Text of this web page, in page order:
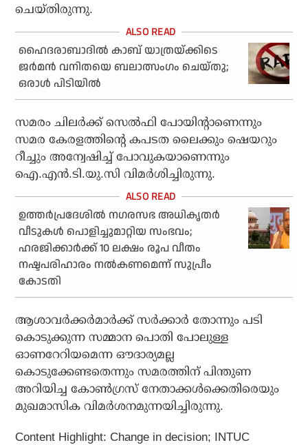
ചെയ്തിരുന്നു.
ഹൈദരാബാദില്‍ കാബ് യാത്രയ്ക്കിടെ
ജര്‍മന്‍ വനിതയെ ബലാത്സംഗം ചെയ്തു;
ഒരാള്‍ പിടിയില്‍
സമരം ചിലര്‍ക്ക് സെല്‍ഫി പോയിന്റാണെന്നും
സമര കേരളത്തിന്റെ കപടത ലൈക്കും ഷെയറും
റീച്ചും അന്വേഷിച്ച് പോവുകയാണെന്നും
ഐ.എന്‍.ടി.യു.സി വിമര്‍ശിച്ചിരുന്നു.
ഉത്തര്‍പ്രദേശില്‍ നഗരസഭ അധികൃതര്‍
വീടുകള്‍ പൊളിച്ചുമാറ്റിയ സംഭവം;
ഹരജിക്കാര്‍ക്ക് 10 ലക്ഷം രൂപ വീതം
നഷ്ടപരിഹാരം നല്‍കണമെന്ന് സുപ്രീം
കോടതി
ആശാവര്‍ക്കര്‍മാര്‍ക്ക് സര്‍ക്കാര്‍ തോന്നും പടി
കൊടുക്കുന്ന സമ്മാന പൊതി പോലുള്ള
ഓണറേറിയമെന്ന ഔദാര്യമല്ല
കൊടുക്കേണ്ടതെന്നും സമരത്തിന് പിന്തുണ
അറിയിച്ച കോണ്‍ഗ്രസ് നേതാക്കള്‍ക്കെതിരെയും
മുഖമാസിക വിമര്‍ശനമുന്നയിച്ചിരുന്നു.
Content Highlight: Change in decision; INTUC